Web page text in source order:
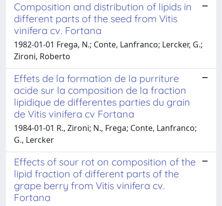
Composition and distribution of lipids in
different parts of the seed from Vitis
vinifera cv. Fortana
1982-01-01 Frega, N.; Conte, Lanfranco; Lercker, G.;
Zironi, Roberto
Effets de la formation de la purriture
acide sur la composition de la fraction
lipidique de differentes parties du grain
de Vitis vinifera cv Fortana
1984-01-01 R., Zironi; N., Frega; Conte, Lanfranco;
G., Lercker
Effects of sour rot on composition of the
lipid fraction of different parts of the
grape berry from Vitis vinifera cv.
Fortana